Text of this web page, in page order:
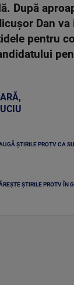
După
Dan
pentru
,
ȘTIRILE PROTV CA
ȘTIRILE PROTV ÎN